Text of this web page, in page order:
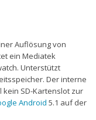
Auflösung von
ein Mediatek
Unterstützt
Der interne
kein SD-Kartenslot zur
Android 5.1 auf der